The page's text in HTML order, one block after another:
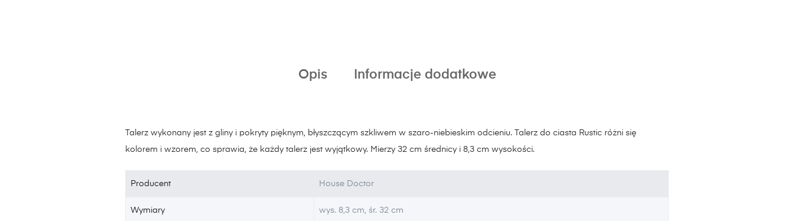
Opis Informacje dodatkowe
Talerz wykonany jest z gliny i pokryty pięknym, błyszczącym szkliwem w szaro-niebieskim odcieniu. Talerz do ciasta Rustic różni się
kolorem i wzorem, co sprawia, że ​​każdy talerz jest wyjątkowy. Mierzy 32 cm średnicy i 8,3 cm wysokości.
Producent House Doctor
Wymiary wys. 8,3 cm, śr. 32 cm